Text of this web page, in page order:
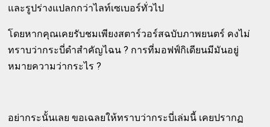
และรูปร่างแปลกกว่าไลท์เซเบอร์ทั่วไป
โดยหากคุณเคยรับชมเพียงสตาร์วอร์สฉบับภาพยนตร์ คงไม่
ทราบว่ากระบี่ดำสำคัญไฉน ? การที่มอฟฟ์กิเดียนมีมันอยู่
หมายความว่ากระไร ?
อย่ากระนั้นเลย ขอเฉลยให้ทราบว่ากระบี่เล่มนี้ เคยปรากฏ